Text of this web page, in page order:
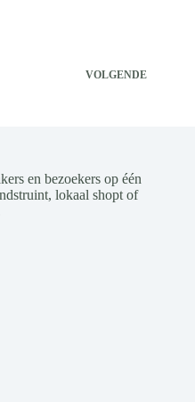
VOLGENDE
en bezoekers op één
lokaal shopt of